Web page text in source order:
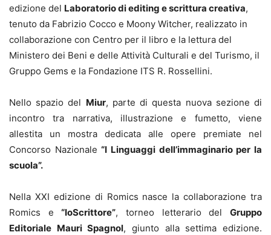
edizione del Laboratorio di editing e scrittura creativa,
tenuto da Fabrizio Cocco e Moony Witcher, realizzato in
collaborazione con Centro per il libro e la lettura del
Ministero dei Beni e delle Attività Culturali e del Turismo, il
Gruppo Gems e la Fondazione ITS R. Rossellini.
Nello spazio del Miur, parte di questa nuova sezione di
incontro tra narrativa, illustrazione e fumetto, viene
allestita un mostra dedicata alle opere premiate nel
Concorso Nazionale“I Linguaggi dell’immaginario per la
scuola”.
Nella XXI edizione di Romics nasce la collaborazione tra
Romics e“IoScrittore”, torneo letterario delGruppo
Editoriale Mauri Spagnol, giunto alla settima edizione.